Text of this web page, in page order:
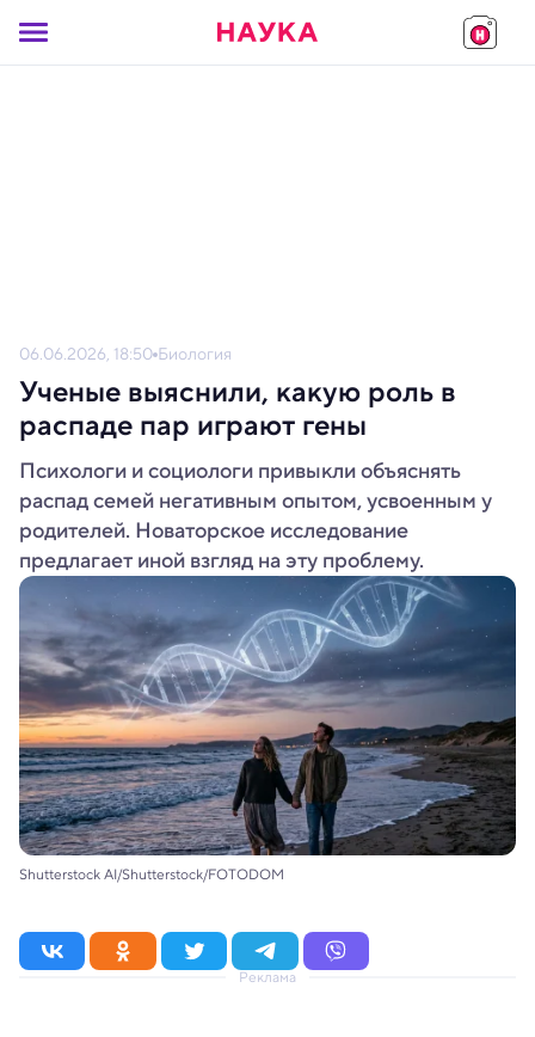
06.06.2026, 18:50 Биология
Ученые выяснили, какую роль в
распаде пар играют гены
Психологи и социологи привыкли объяснять
распад семей негативным опытом, усвоенным у
родителей. Новаторское исследование
предлагает иной взгляд на эту проблему.
Shutterstock AI/Shutterstock/FOTODOM
Реклама